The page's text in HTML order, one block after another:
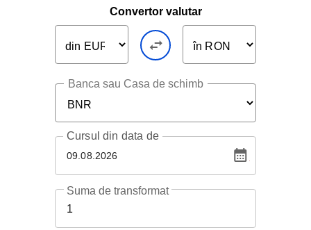
Convertor valutar
Banca sau Casa de schimb
09.08.2026
Cursuldin data de
1
Suma de transformat